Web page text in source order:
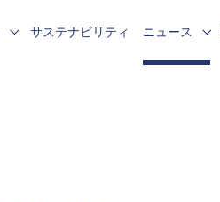
サステナビリティ ニュース